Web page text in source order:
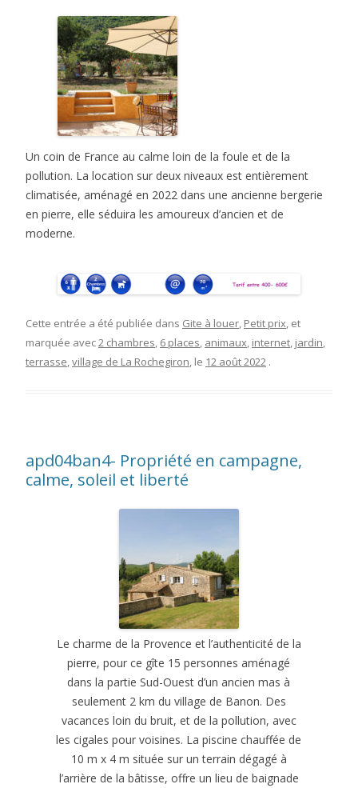
Un coin de France au calme loin de la foule et de la
pollution. La location sur deux niveaux est entièrement
climatisée, aménagé en 2022 dans une ancienne bergerie
en pierre, elle séduira les amoureux d’ancien et de
moderne.
Cette entrée a été publiée dans Gite à louer, Petit prix, et
marquée avec2 chambres, 6 places, animaux, internet, jardin,
terrasse,village de La Rochegiron, le 12 août 2022 .
apd04ban4- Propriété en campagne,
calme, soleil et liberté
Le charme de la Provence et l’authenticité de la
pierre, pour ce gîte 15 personnes aménagé
dans la partie Sud-Ouest d’un ancien mas à
seulement 2 km du village de Banon. Des
vacances loin du bruit, et de la pollution, avec
les cigales pour voisines. La piscine chauffée de
10 m x 4 m située sur un terrain dégagé à
l’arrière de la bâtisse, offre un lieu de baignade